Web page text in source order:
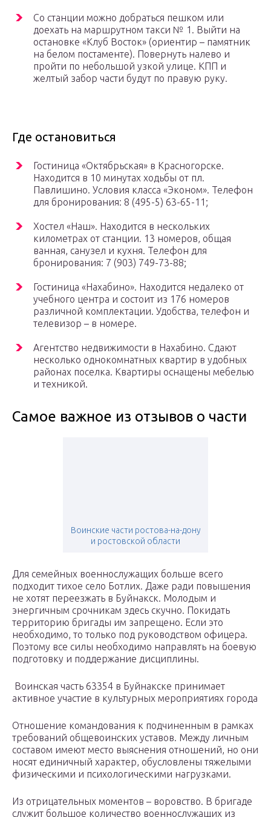
Со станции можно добраться пешком или
доехать на маршрутном такси № 1. Выйти на
остановке «Клуб Восток» (ориентир – памятник
на белом постаменте). Повернуть налево и
пройти по небольшой узкой улице. КПП и
желтый забор части будут по правую руку.
Где остановиться
Гостиница «Октябрьская» в Красногорске.
Находится в 10 минутах ходьбы от пл.
Павлишино. Условия класса «Эконом». Телефон
для бронирования: 8 (495-5) 63-65-11;
Хостел «Наш». Находится в нескольких
километрах от станции. 13 номеров, общая
ванная, санузел и кухня. Телефон для
бронирования: 7 (903) 749-73-88;
Гостиница «Нахабино». Находится недалеко от
учебного центра и состоит из 176 номеров
различной комплектации. Удобства, телефон и
телевизор – в номере.
Агентство недвижимости в Нахабино. Сдают
несколько однокомнатных квартир в удобных
районах поселка. Квартиры оснащены мебелью
и техникой.
Самое важное из отзывов о части
Воинские части ростова-на-дону
и ростовской области
Для семейных военнослужащих больше всего
подходит тихое село Ботлих. Даже ради повышения
не хотят переезжать в Буйнакск. Молодым и
энергичным срочникам здесь скучно. Покидать
территорию бригады им запрещено. Если это
необходимо, то только под руководством офицера.
Поэтому все силы необходимо направлять на боевую
подготовку и поддержание дисциплины.
Воинская часть 63354 в Буйнакске принимает
активное участие в культурных мероприятиях города
Отношение командования к подчиненным в рамках
требований общевоинских уставов. Между личным
составом имеют место выяснения отношений, но они
носят единичный характер, обусловлены тяжелыми
физическими и психологическими нагрузками.
Из отрицательных моментов – воровство. В бригаде
служит большое количество военнослужащих из